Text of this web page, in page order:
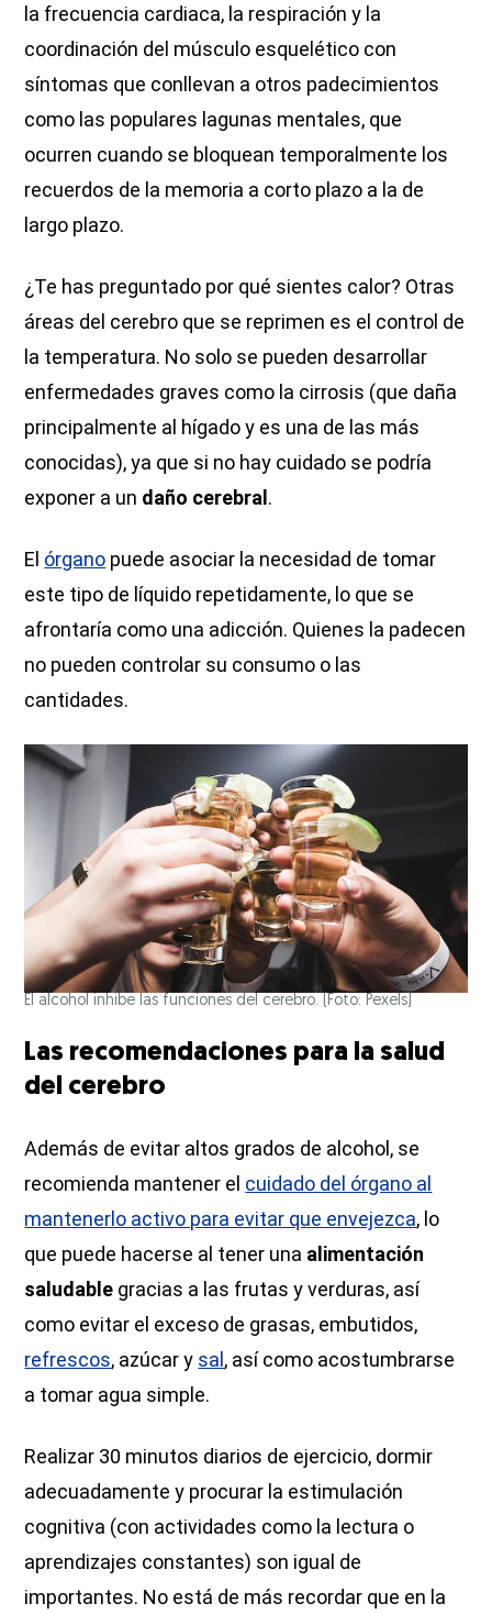
la frecuencia cardiaca, la respiración y la
coordinación del músculo esquelético con
síntomas que conllevan a otros padecimientos
como las populares lagunas mentales, que
ocurren cuando se bloquean temporalmente los
recuerdos de la memoria a corto plazo a la de
largo plazo.
¿Te has preguntado por qué sientes calor? Otras
áreas del cerebro que se reprimen es el control de
la temperatura. No solo se pueden desarrollar
enfermedades graves como la cirrosis (que daña
principalmente al hígado y es una de las más
conocidas), ya que si no hay cuidado se podría
exponer a un daño cerebral.
El órgano puede asociar la necesidad de tomar
este tipo de líquido repetidamente, lo que se
afrontaría como una adicción. Quienes la padecen
no pueden controlar su consumo o las
cantidades.
El alcohol inhibe las funciones del cerebro. (Foto: Pexels)
Las recomendaciones para la salud
del cerebro
Además de evitar altos grados de alcohol, se
recomienda mantener el cuidado del órgano al
mantenerlo activo para evitar que envejezca, lo
que puede hacerse al tener una alimentación
saludable gracias a las frutas y verduras, así
como evitar el exceso de grasas, embutidos,
refrescos, azúcar y sal , así como acostumbrarse
a tomar agua simple.
Realizar 30 minutos diarios de ejercicio, dormir
adecuadamente y procurar la estimulación
cognitiva (con actividades como la lectura o
aprendizajes constantes) son igual de
importantes. No está de más recordar que en la